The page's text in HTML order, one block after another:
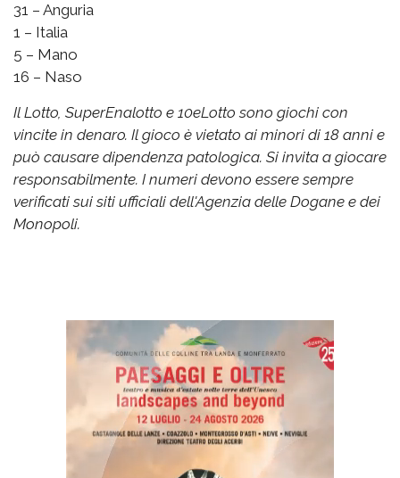
31 – Anguria
1 – Italia
5 – Mano
16 – Naso
Il Lotto, SuperEnalotto e 10eLotto sono giochi con
vincite in denaro. Il gioco è vietato ai minori di 18 anni e
può causare dipendenza patologica. Si invita a giocare
responsabilmente. I numeri devono essere sempre
verificati sui siti ufficiali dell'Agenzia delle Dogane e dei
Monopoli.